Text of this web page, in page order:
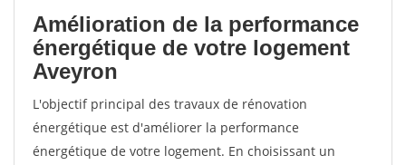
Amélioration de la performance
énergétique de votre logement
Aveyron
L'objectif principal des travaux de rénovation
énergétique est d'améliorer la performance
énergétique de votre logement. En choisissant un